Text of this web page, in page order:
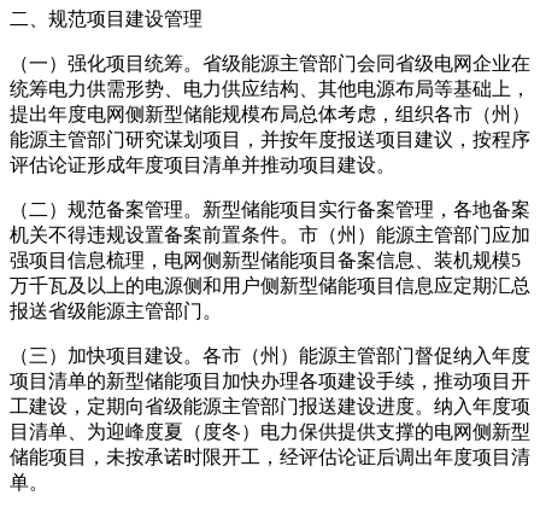
二、规范项目建设管理
（一）强化项目统筹。省级能源主管部门会同省级电网企业在
统筹电力供需形势、电力供应结构、其他电源布局等基础上，
提出年度电网侧新型储能规模布局总体考虑，组织各市（州）
能源主管部门研究谋划项目，并按年度报送项目建议，按程序
评估论证形成年度项目清单并推动项目建设。
（二）规范备案管理。新型储能项目实行备案管理，各地备案
机关不得违规设置备案前置条件。市（州）能源主管部门应加
强项目信息梳理，电网侧新型储能项目备案信息、装机规模5
万千瓦及以上的电源侧和用户侧新型储能项目信息应定期汇总
报送省级能源主管部门。
（三）加快项目建设。各市（州）能源主管部门督促纳入年度
项目清单的新型储能项目加快办理各项建设手续，推动项目开
工建设，定期向省级能源主管部门报送建设进度。纳入年度项
目清单、为迎峰度夏（度冬）电力保供提供支撑的电网侧新型
储能项目，未按承诺时限开工，经评估论证后调出年度项目清
单。